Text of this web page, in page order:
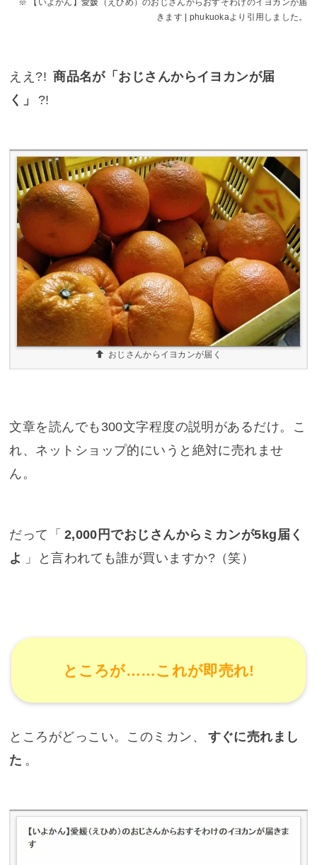
【いよかん】愛媛（えひめ）のおじさんからおすそわけのイヨカンが届
きます | phukuokaより引用しました。
ええ?! 商品名が「おじさんからイヨカンが届
く」
?!
おじさんからイヨカンが届く
文章を読んでも300文字程度の説明があるだけ。こ
れ、ネットショップ的にいうと絶対に売れませ
ん。
だって「 2,000円でおじさんからミカンが5kg届く
よ
」と言われても誰が買いますか?（笑）
ところが……これが即売れ!
ところがどっこい。このミカン、
すぐに売れまし
た 。